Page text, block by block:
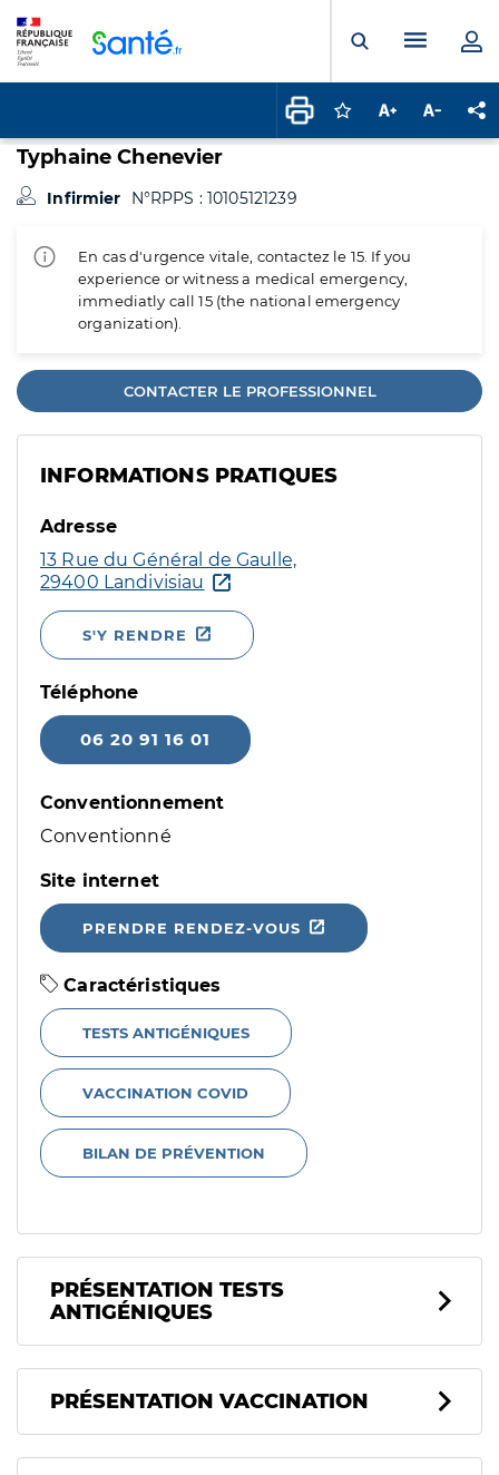
Ouvrir laMenu
Connectez-vous
Augmenter la
Typhaine Chenevier
Infirmier N°RPPS : 10105121239
En cas d'urgence vitale, contactez le 15. If you
experience or witness a medical emergency,
immediatly call 15 (the national emergency
organization).
CONTACTER LE PROFESSIONNEL
INFORMATIONS PRATIQUES
Adresse
13 Rue du Général de Gaulle,
29400 Landivisiau
S'Y RENDRE
Téléphone
06 20 91 16 01
Conventionnement
Conventionné
Site internet
PRENDRE RENDEZ-VOUS
Caractéristiques
TESTS ANTIGÉNIQUES
VACCINATION COVID
BILAN DE PRÉVENTION
PRÉSENTATION TESTS
ANTIGÉNIQUES
Présentation Vaccination
PRÉSENTATION VACCINATION